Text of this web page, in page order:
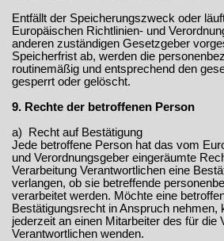
Entfällt der Speicherungszweck oder
Europäischen Richtlinien- und
anderen zuständigen Gesetzgeber
Speicherfrist ab, werden die
routinemäßig und entsprechend den
gesperrt oder gelöscht.
9. Rechte der betroffenen Person
a) Recht auf Bestätigung
Jede betroffene Person hat das vom
und Verordnungsgeber eingeräumte
Verarbeitung Verantwortlichen eine
verlangen, ob sie betreffende
verarbeitet werden. Möchte eine
Bestätigungsrecht in Anspruch nehmen,
jederzeit an einen Mitarbeiter des für die
Verantwortlichen wenden.